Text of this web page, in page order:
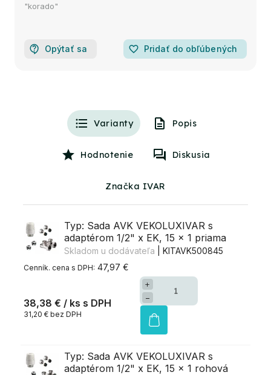
"korado"
Opýtať sa favorite_border Pridať do obľúbených
Varianty Popis
Hodnotenie Diskusia
Značka IVAR
Typ: Sada AVK VEKOLUXIVAR s
adaptérom 1/2" x EK, 15 x 1 priama
Skladom u dodávateľa
| KITAVK500845
47,97 €
38,38 € / ks
31,20 € bez DPH
+
−
Typ: Sada AVK VEKOLUXIVAR s
adaptérom 1/2" x EK, 15 x 1 rohová